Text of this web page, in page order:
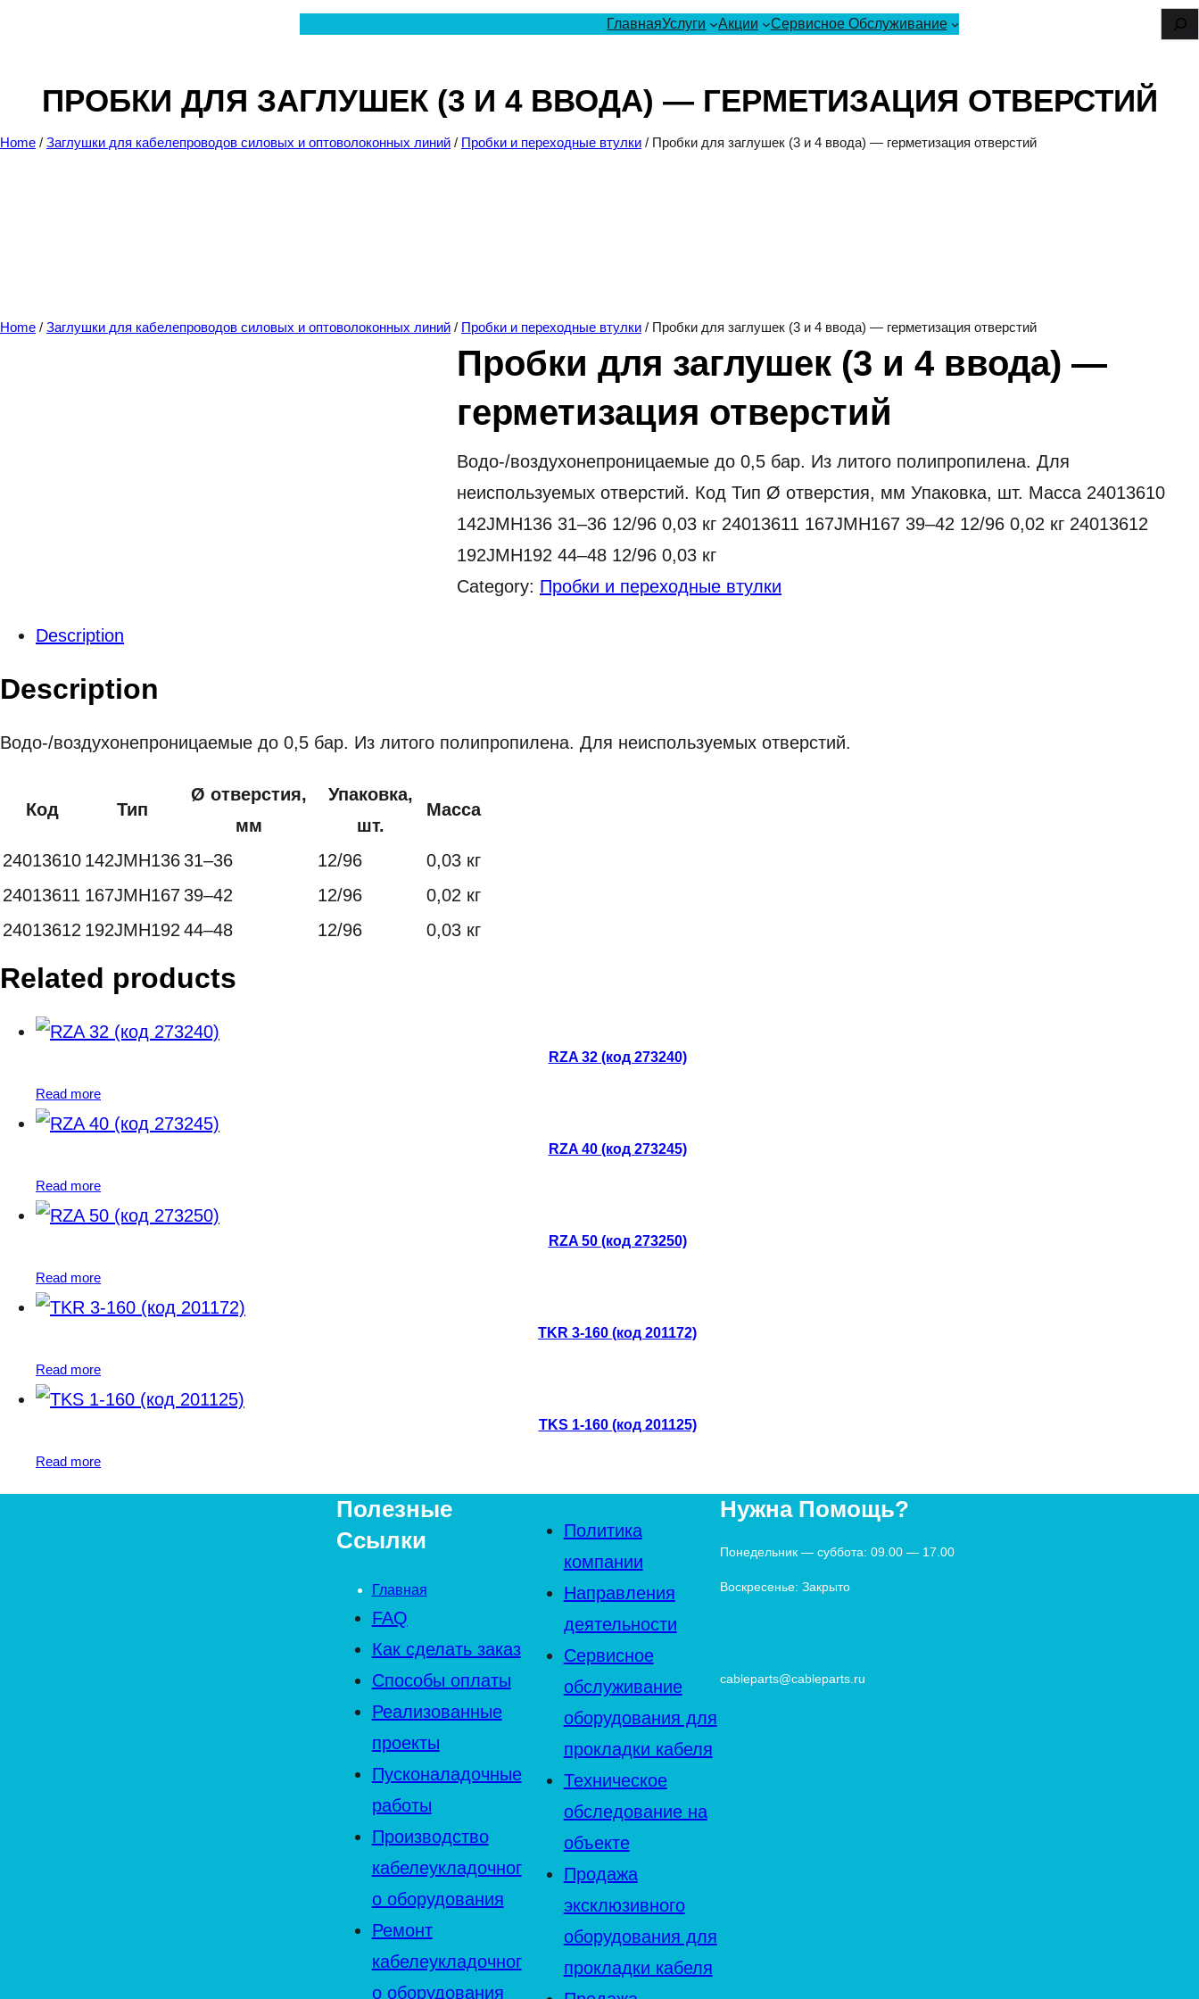
ГлавнаяУслуги Акции Сервисное Обслуживание
ПРОБКИ ДЛЯ ЗАГЛУШЕК (3 И 4 ВВОДА) — ГЕРМЕТИЗАЦИЯ ОТВЕРСТИЙ
Home / Заглушки для кабелепроводов силовых и оптоволоконных линий / Пробки и переходные втулки / Пробки для заглушек (3 и 4 ввода) — герметизация отверстий
Home / Заглушки для кабелепроводов силовых и оптоволоконных линий / Пробки и переходные втулки / Пробки для заглушек (3 и 4 ввода) — герметизация отверстий
Пробки для заглушек (3 и 4 ввода) —
герметизация отверстий
Водо-/воздухонепроницаемые до 0,5 бар. Из литого полипропилена. Для
неиспользуемых отверстий. Код Тип Ø отверстия, мм Упаковка, шт. Масса 24013610
142JMH136 31–36 12/96 0,03 кг 24013611 167JMH167 39–42 12/96 0,02 кг 24013612
192JMH192 44–48 12/96 0,03 кг
Category: Пробки и переходные втулки
Description
Description
Водо-/воздухонепроницаемые до 0,5 бар. Из литого полипропилена. Для неиспользуемых отверстий.
Код Тип
Ø отверстия,
мм
Упаковка,
шт.
Масса
24013610 142JMH136 31–36 12/96
0,03 кг
24013611 167JMH167 39–42 12/96
0,02 кг
24013612 192JMH192 44–48 12/96 0,03 кг
Related products
RZA 32 (код 273240)
Read more
RZA 40 (код 273245)
Read more
RZA 50 (код 273250)
Read more
TKR 3-160 (код 201172)
Read more
TKS 1-160 (код 201125)
Read more
Полезные
Ссылки
Главная
FAQ
Как сделать заказ
Способы оплаты
Реализованные
проекты
Пусконаладочные
работы
Производство
кабелеукладочног
о оборудования
Ремонт
кабелеукладочног
о оборудования
Политика
компании
Направления
деятельности
Сервисное
обслуживание
оборудования для
прокладки кабеля
Техническое
обследование на
объекте
Продажа
эксклюзивного
оборудования для
прокладки кабеля
Нужна Помощь?
Понедельник — суббота: 09.00 — 17.00
Воскресенье: Закрыто
cableparts@cableparts.ru